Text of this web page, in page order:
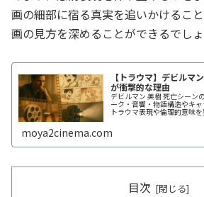
画の細部に宿る真実を追いかけるこ
画の見方を深めることができるでしょ
【トラウマ】デビルマ
が衝撃的な理由
デビルマン 美樹 死亡シーン
ーク・音響・物語構造やキャ
トラウマ表現や倫理的意味
象徴性の読み解きも加え、
説します
moya2cinema.com
目次